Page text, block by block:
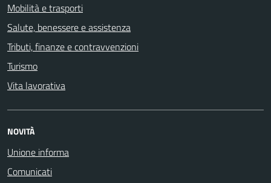
Mobilità e trasporti
Salute, benessere e assistenza
Tributi, finanze e contravvenzioni
Turismo
Vita lavorativa
NOVITÀ
Unione informa
Comunicati